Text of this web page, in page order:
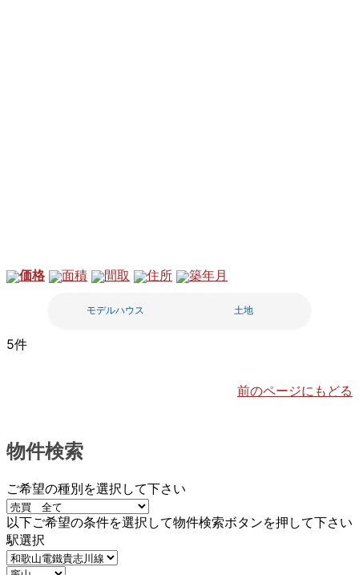
価格 面積 間取 住所 築年月
モデルハウス 土地
5件
前のページにもどる
物件検索
ご希望の種別を選択して下さい
以下ご希望の条件を選択して物件検索ボタンを押して下さい
駅選択